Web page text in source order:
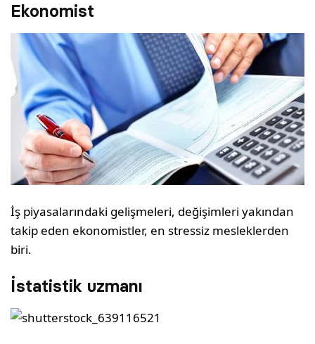
Ekonomist
İş piyasalarındaki gelişmeleri, değişimleri yakından
takip eden ekonomistler, en stressiz mesleklerden
biri.
İstatistik uzmanı